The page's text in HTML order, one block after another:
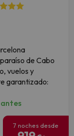
de Cabo
vuelos y
garantizado:
antes
7 noches desde